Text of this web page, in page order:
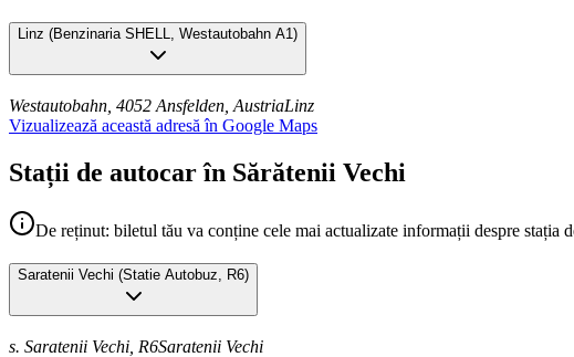
Linz (Benzinaria SHELL, Westautobahn A1)
Westautobahn, 4052 Ansfelden, AustriaLinz
Vizualizează această adresă în Google Maps
Stații de autocar în Sărătenii Vechi
De reținut: biletul tău va conține cele mai actualizate informații despre stația
Saratenii Vechi (Statie Autobuz, R6)
s. Saratenii Vechi, R6Saratenii Vechi